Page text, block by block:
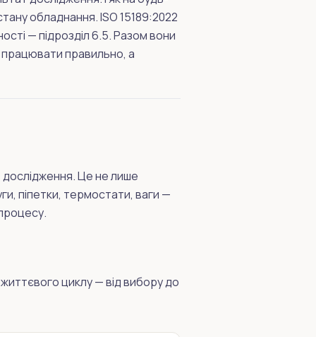
обладнання. ISO 15189:2022
— підрозділ 6.5. Разом вони
правильно, а
дослідження. Це не лише
піпетки, термостати, ваги —
циклу — від вибору до